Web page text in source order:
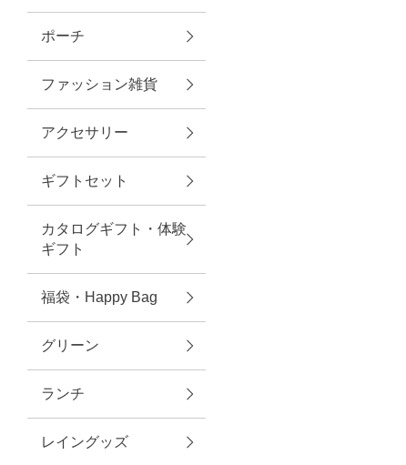
バス＆ビューティー
バス＆ビューティー
タオル
ウエア＆バッグ
ウエア
レイングッズ
アクセサリー
ファッション雑貨
ファッショングッズ
ポーチ
ファッション雑貨
アクセサリー
ギフトセット
カタログギフト・体験
ギフト
福袋・Happy Bag
グリーン
ランチ
レイングッズ